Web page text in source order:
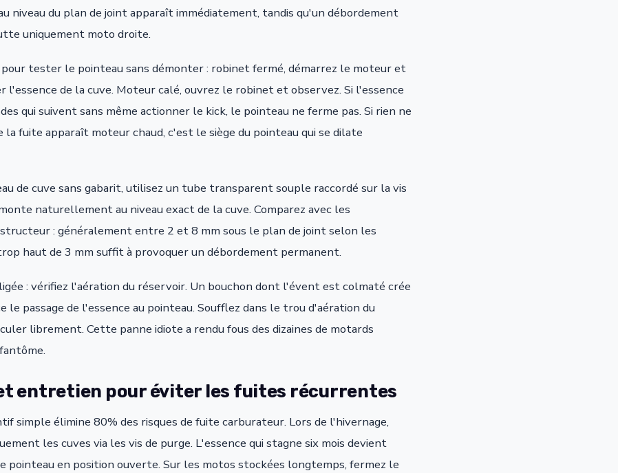
niveau du plan de joint apparaît immédiatement, tandis qu'un débordement
uniquement moto droite.
tester le pointeau sans démonter : robinet fermé, démarrez le moteur et
l'essence de la cuve. Moteur calé, ouvrez le robinet et observez. Si l'essence
qui suivent sans même actionner le kick, le pointeau ne ferme pas. Si rien ne
la fuite apparaît moteur chaud, c'est le siège du pointeau qui se dilate
de cuve sans gabarit, utilisez un tube transparent souple raccordé sur la vis
naturellement au niveau exact de la cuve. Comparez avec les
: généralement entre 2 et 8 mm sous le plan de joint selon les
haut de 3 mm suffit à provoquer un débordement permanent.
: vérifiez l'aération du réservoir. Un bouchon dont l'évent est colmaté crée
le passage de l'essence au pointeau. Soufflez dans le trou d'aération du
librement. Cette panne idiote a rendu fous des dizaines de motards
entretien pour éviter les fuites récurrentes
simple élimine 80% des risques de fuite carburateur. Lors de l'hivernage,
les cuves via les vis de purge. L'essence qui stagne six mois devient
pointeau en position ouverte. Sur les motos stockées longtemps, fermez le